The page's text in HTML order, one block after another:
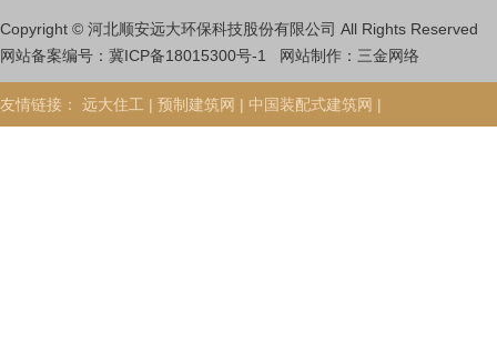
Copyright © 河北顺安远大环保科技股份有限公司 All Rights Reserved
网站备案编号： 冀ICP备18015300号-1 网站制作 ： 三金网络
友情链接： 远大住工 | 预制建筑网 | 中国装配式建筑网 |